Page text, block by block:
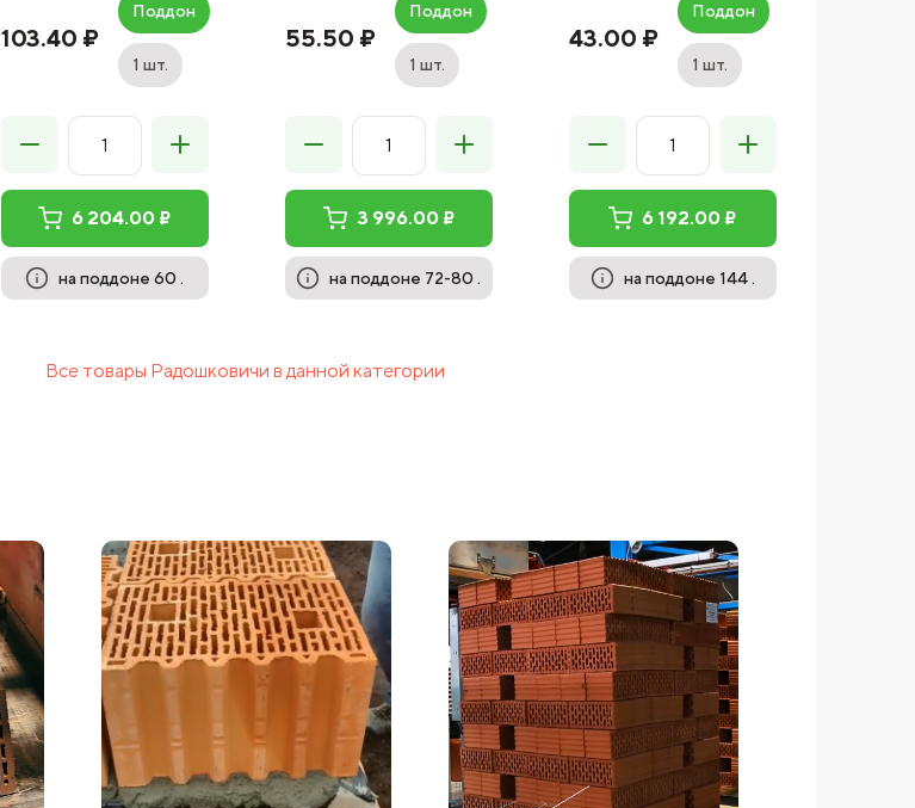
103.40 ₽
Поддон
1 шт.
6 204.00 ₽
на поддоне 60 .
55.50 ₽
Поддон
1 шт.
3 996.00 ₽
на поддоне 72-80 .
43.00 ₽
Поддон
1 шт.
6 192.00 ₽
на поддоне 144 .
Все товары Радошковичи в данной категории